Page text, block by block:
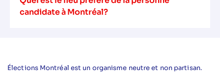
candidate à Montréal?
Élections Montréal est un organisme neutre et non partisan.